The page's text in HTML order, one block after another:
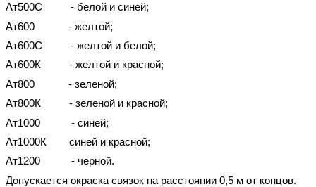
Ат500С - белой и синей;
Ат600 - желтой;
Ат600С - желтой и белой;
Ат600К - желтой и красной;
Ат800 - зеленой;
Ат800К - зеленой и красной;
Ат1000 - синей;
Ат1000К синей и красной;
Ат1200 - черной.
Допускается окраска связок на расстоянии 0,5 м от концов.